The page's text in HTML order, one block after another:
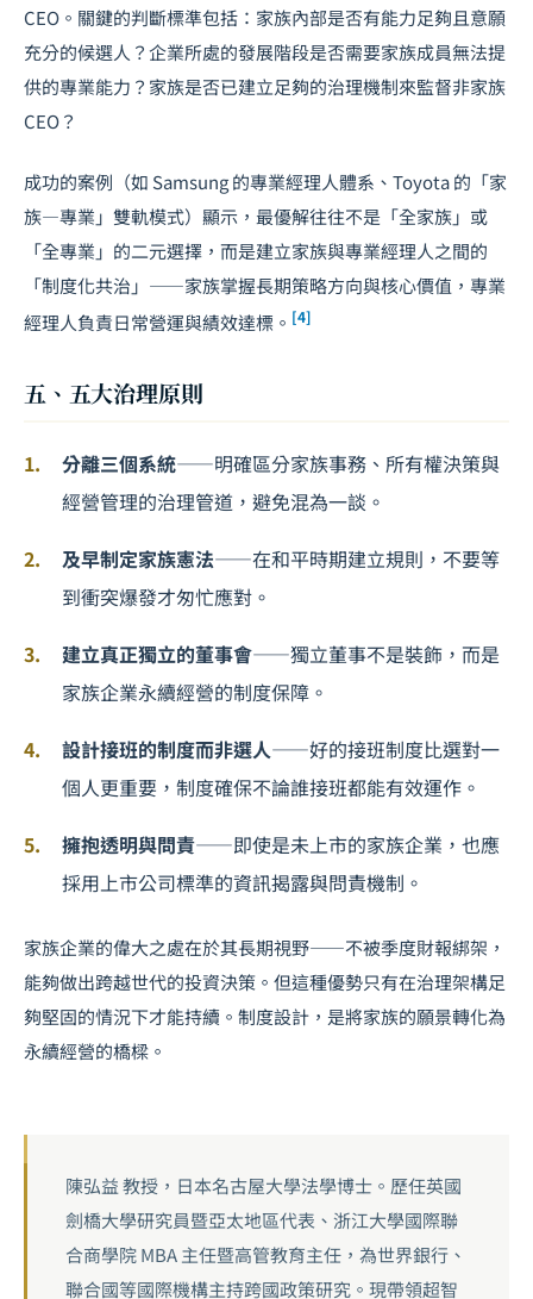
CEO。關鍵的判斷標準包括：家族內部是否有能力足夠且意願
充分的候選人？企業所處的發展階段是否需要家族成員無法提
供的專業能力？家族是否已建立足夠的治理機制來監督非家族
CEO？
成功的案例（如 Samsung 的專業經理人體系、Toyota 的「家
族—專業」雙軌模式）顯示，最優解往往不是「全家族」或
「全專業」的二元選擇，而是建立家族與專業經理人之間的
「制度化共治」——家族掌握長期策略方向與核心價值，專業
經理人負責日常營運與績效達標。 [4]
五、五大治理原則
分離三個系統——明確區分家族事務、所有權決策與
經營管理的治理管道，避免混為一談。
及早制定家族憲法——在和平時期建立規則，不要等
到衝突爆發才匆忙應對。
建立真正獨立的董事會——獨立董事不是裝飾，而是
家族企業永續經營的制度保障。
設計接班的制度而非選人——好的接班制度比選對一
個人更重要，制度確保不論誰接班都能有效運作。
擁抱透明與問責——即使是未上市的家族企業，也應
採用上市公司標準的資訊揭露與問責機制。
家族企業的偉大之處在於其長期視野——不被季度財報綁架，
能夠做出跨越世代的投資決策。但這種優勢只有在治理架構足
夠堅固的情況下才能持續。制度設計，是將家族的願景轉化為
永續經營的橋樑。
陳弘益 教授，日本名古屋大學法學博士。歷任英國
劍橋大學研究員暨亞太地區代表、浙江大學國際聯
合商學院 MBA 主任暨高管教育主任，為世界銀行、
聯合國等國際機構主持跨國政策研究。現帶領超智